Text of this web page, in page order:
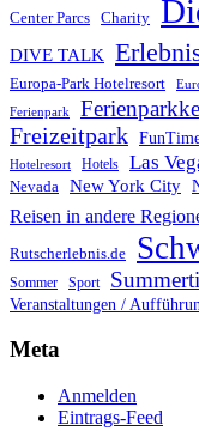
Center Parcs Charity
DIVE TALK
Europa-Park Hotelresort
Ferienpark
Freizeitpark
Hotelresort Hotels Las
Nevada New York City
Reisen in andere
Rutscherlebnis.de
Sommer
Sport
Veranstaltungen /
Meta
Anmelden
Eintrags-Feed